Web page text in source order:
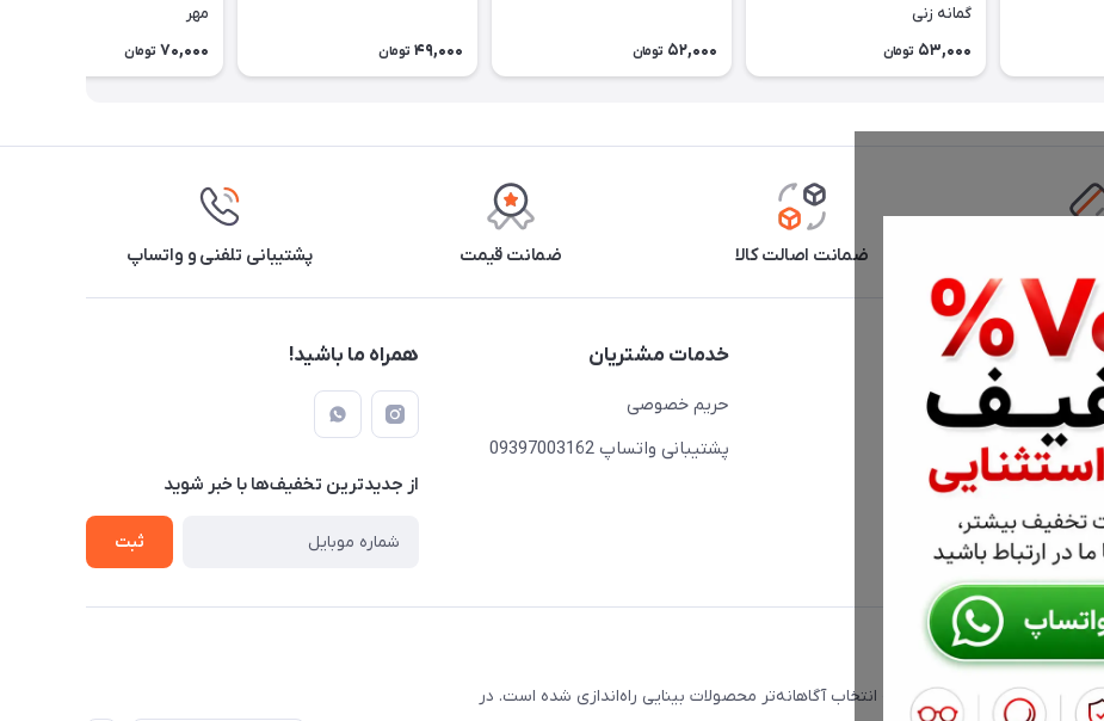
گمانه زنی
53,000 تومان 52,000 تومان 49,000 تومان
مهر
70,000 تومان
ضمانت اصالت کالا ضمانت قیمت پشتیبانی تلفنی و واتساپ
دسترسی سریع
حساب کاربری
مجله فروشگاه
لیست محصولات
درباره ما
خدمات مشتریان
حریم خصوصی
پشتیبانی واتساپ 09397003162
همراه ما باشید!
از جدید‌ترین تخفیف‌ها با‌ خبر شوید
ثبت
است که با هدف کمک به انتخاب آگاهانه‌تر محصولات بینایی راه‌اندازی شده است. در